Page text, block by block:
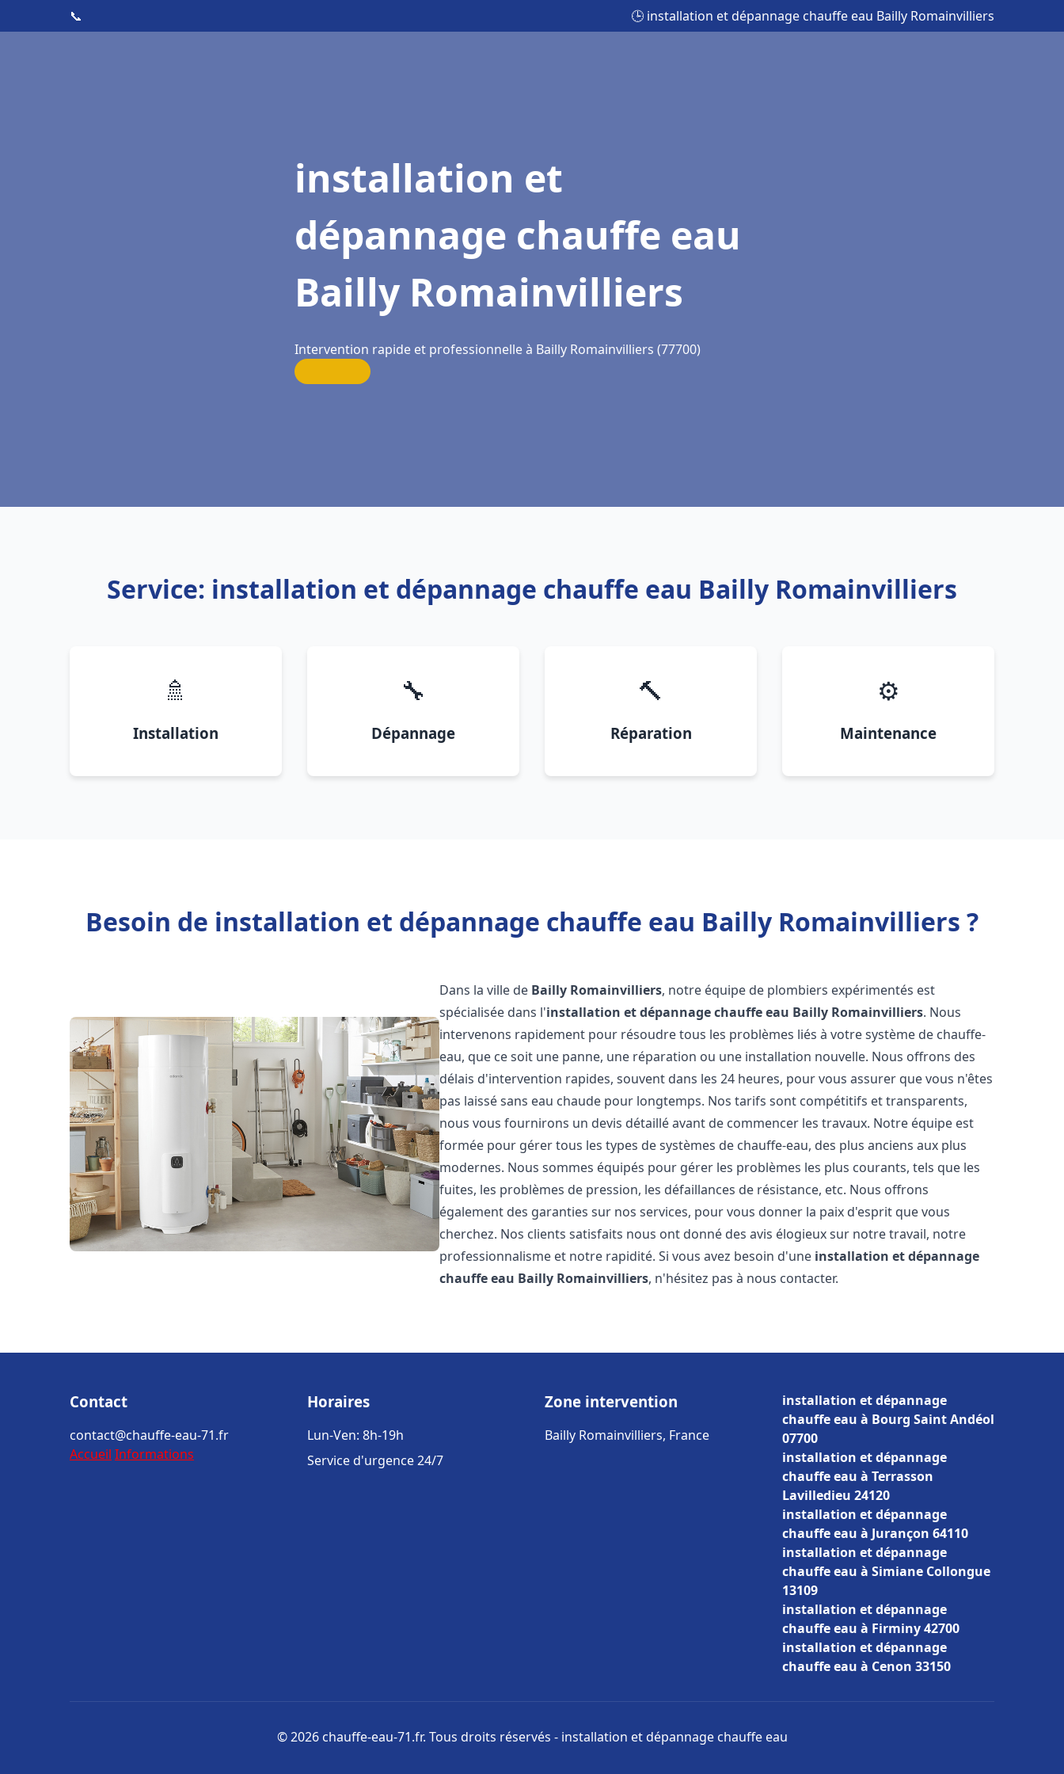
📞 🕒 installation et dépannage chauffe eau Bailly Romainvilliers
installation et
dépannage chauffe eau
Bailly Romainvilliers
Intervention rapide et professionnelle à Bailly Romainvilliers (77700)
Service: installation et dépannage chauffe eau Bailly Romainvilliers
🚿
Installation
🔧
Dépannage
🔨
Réparation
⚙️
Maintenance
Besoin de installation et dépannage chauffe eau Bailly Romainvilliers ?
Dans la ville de Bailly Romainvilliers, notre équipe de plombiers expérimentés est
spécialisée dans l'installation et dépannage chauffe eau Bailly Romainvilliers. Nous
intervenons rapidement pour résoudre tous les problèmes liés à votre système de chauffe-
eau, que ce soit une panne, une réparation ou une installation nouvelle. Nous offrons des
délais d'intervention rapides, souvent dans les 24 heures, pour vous assurer que vous n'êtes
pas laissé sans eau chaude pour longtemps. Nos tarifs sont compétitifs et transparents,
nous vous fournirons un devis détaillé avant de commencer les travaux. Notre équipe est
formée pour gérer tous les types de systèmes de chauffe-eau, des plus anciens aux plus
modernes. Nous sommes équipés pour gérer les problèmes les plus courants, tels que les
fuites, les problèmes de pression, les défaillances de résistance, etc. Nous offrons
également des garanties sur nos services, pour vous donner la paix d'esprit que vous
cherchez. Nos clients satisfaits nous ont donné des avis élogieux sur notre travail, notre
professionnalisme et notre rapidité. Si vous avez besoin d'une installation et dépannage
chauffe eau Bailly Romainvilliers, n'hésitez pas à nous contacter.
Contact
contact@chauffe-eau-71.fr
Accueil Informations
Horaires
Lun-Ven: 8h-19h
Service d'urgence 24/7
Zone intervention
Bailly Romainvilliers, France
installation et dépannage
chauffe eau à Bourg Saint Andéol
07700
installation et dépannage
chauffe eau à Terrasson
Lavilledieu 24120
installation et dépannage
chauffe eau à Jurançon 64110
installation et dépannage
chauffe eau à Simiane Collongue
13109
installation et dépannage
chauffe eau à Firminy 42700
installation et dépannage
chauffe eau à Cenon 33150
© 2026 chauffe-eau-71.fr. Tous droits réservés - installation et dépannage chauffe eau